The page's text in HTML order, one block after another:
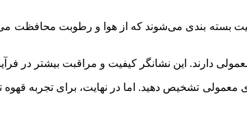
بسته بندی می‌شوند که از هوا و رطوبت محافظت
دارند. این نشانگر کیفیت و مراقبت بیشتر در
معمولی تشخیص دهید. اما در نهایت، برای تجربه